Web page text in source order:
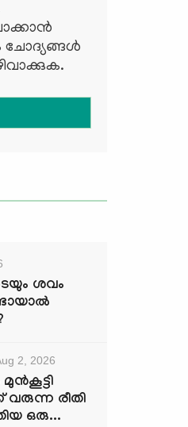
ചോദ്യങ്ങള്‍
ശവം
2, 2026
വരുന്ന രീതി
ഒരു...